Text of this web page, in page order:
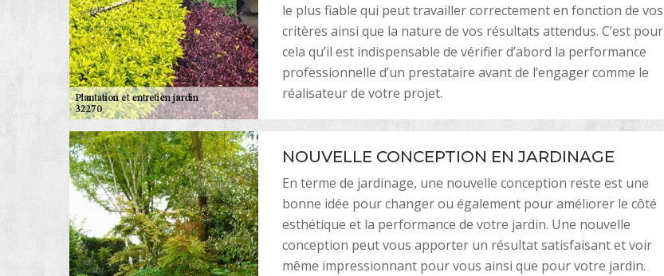
le plus fiable qui peut travailler correctement en fonction de vos
critères ainsi que la nature de vos résultats attendus. C’est pour
cela qu’il est indispensable de vérifier d’abord la performance
professionnelle d’un prestataire avant de l’engager comme le
réalisateur de votre projet.
NOUVELLE CONCEPTION EN JARDINAGE
En terme de jardinage, une nouvelle conception reste est une
bonne idée pour changer ou également pour améliorer le côté
esthétique et la performance de votre jardin. Une nouvelle
conception peut vous apporter un résultat satisfaisant et voir
même impressionnant pour vous ainsi que pour votre jardin.